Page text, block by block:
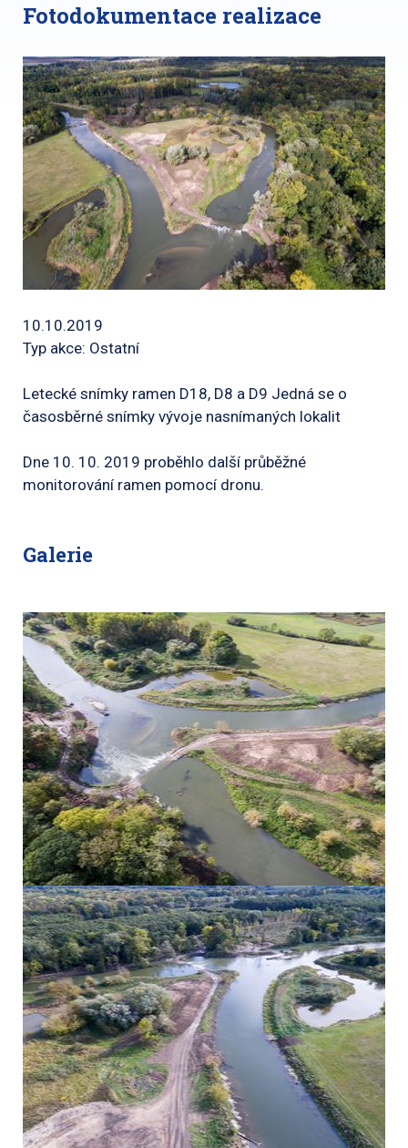
Fotodokumentace realizace
10.10.2019
Typ akce: Ostatní
Letecké snímky ramen D18, D8 a D9 Jedná se o
časosběrné snímky vývoje nasnímaných lokalit
Dne 10. 10. 2019 proběhlo další průběžné
monitorování ramen pomocí dronu.
Galerie